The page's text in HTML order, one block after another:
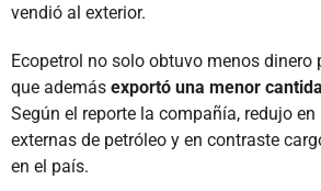
vendió al exterior.
Ecopetrol no solo obtuvo menos dinero
que además exportó una menor
Según el reporte la compañía, redujo en
externas de petróleo y en contraste
en el país.